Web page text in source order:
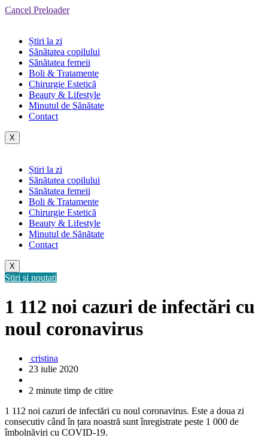
Cancel Preloader
Știri la zi
Sănătatea copilului
Sănătatea femeii
Boli & Tratamente
Chirurgie Estetică
Beauty & Lifestyle
Minutul de Sănătate
Contact
X
Știri la zi
Sănătatea copilului
Sănătatea femeii
Boli & Tratamente
Chirurgie Estetică
Beauty & Lifestyle
Minutul de Sănătate
Contact
X
Stiri si noutati
1 112 noi cazuri de infectări cu
noul coronavirus
cristina
23 iulie 2020
2 minute timp de citire
1 112 noi cazuri de infectări cu noul coronavirus. Este a doua zi
consecutiv când în țara noastră sunt înregistrate peste 1 000 de
îmbolnăviri cu COVID-19.